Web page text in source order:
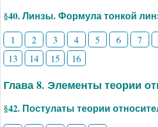
§40. Линзы. Формула тонкой
1 2 3 4 5 6 7
13
14 15 16
Глава 8. Элементы теории
§42. Постулаты теории